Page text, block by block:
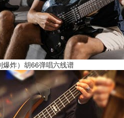
爆炸）胡66弹唱六线谱